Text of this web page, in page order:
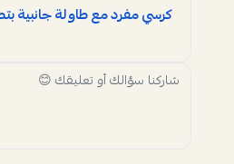
كرسي مفرد مع طاولة جانبية